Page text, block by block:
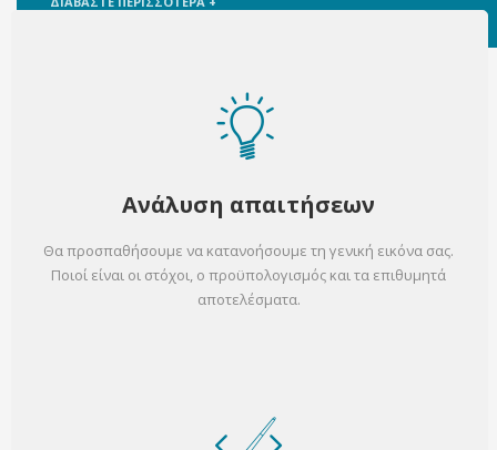
Ανάλυση απαιτήσεων
Θα προσπαθήσουμε να κατανοήσουμε τη γενική εικόνα σας.
Ποιοί είναι οι στόχοι, ο προϋπολογισμός και τα επιθυμητά
αποτελέσματα.